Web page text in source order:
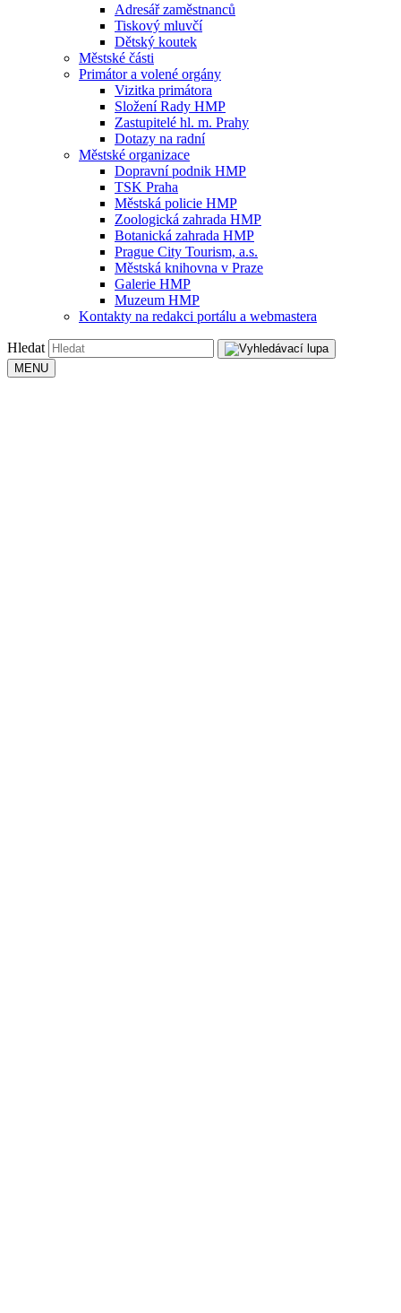
Adresář zaměstnanců
Tiskový mluvčí
Dětský koutek
Městské části
Primátor a volené orgány
Vizitka primátora
Složení Rady HMP
Zastupitelé hl. m. Prahy
Dotazy na radní
Městské organizace
Dopravní podnik HMP
TSK Praha
Městská policie HMP
Zoologická zahrada HMP
Botanická zahrada HMP
Prague City Tourism, a.s.
Městská knihovna v Praze
Galerie HMP
Muzeum HMP
Kontakty na redakci portálu a webmastera
Hledat
MENU